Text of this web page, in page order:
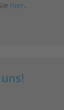
hier.